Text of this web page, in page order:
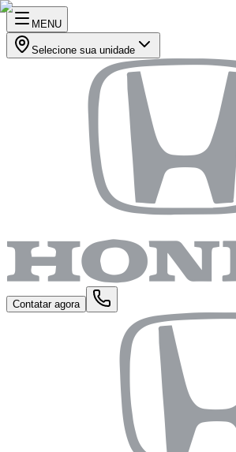
MENU
Selecione sua unidade
Contatar agora